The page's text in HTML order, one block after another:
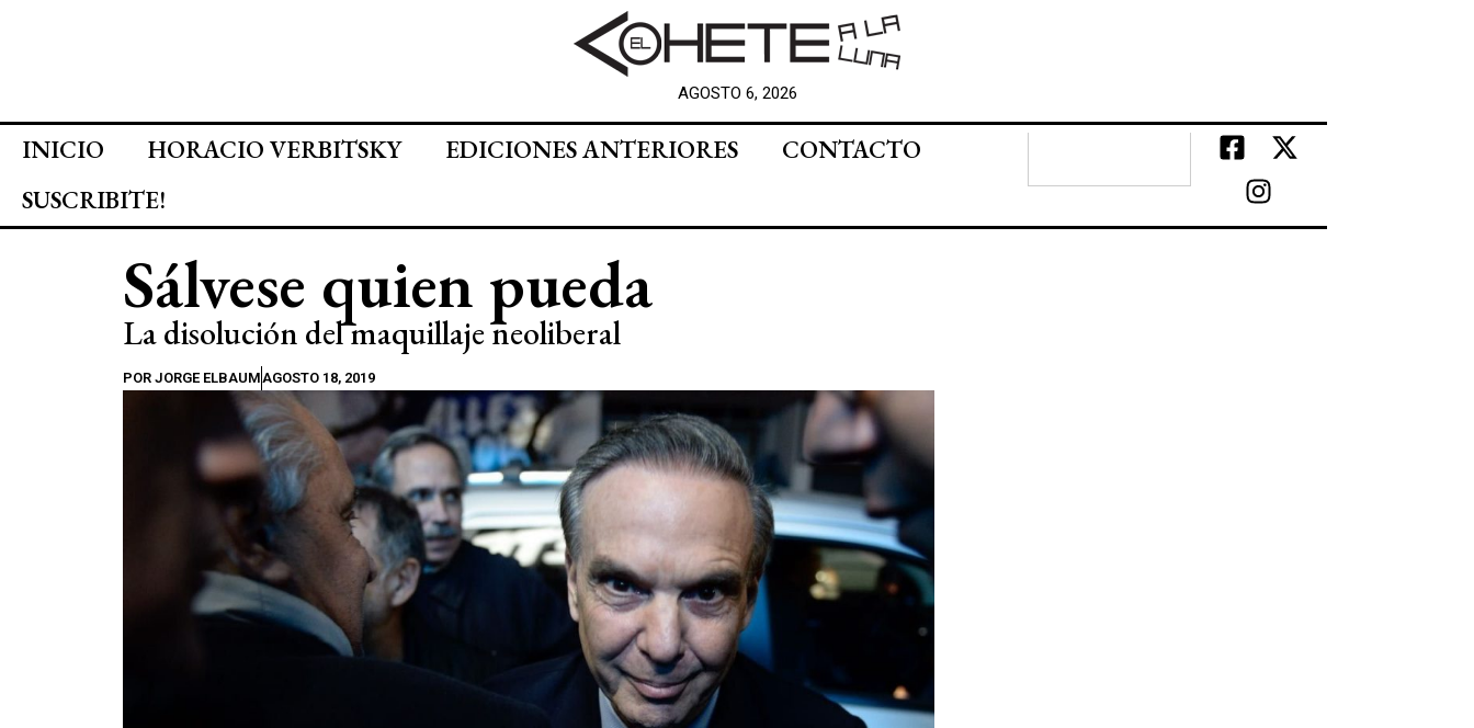
AGOSTO 6, 2026
INICIO HORACIO VERBITSKY EDICIONES ANTERIORES
CONTACTO
SUSCRIBITE!
Sálvese quien pueda
La disolución del maquillaje neoliberal
POR JORGE ELBAUMAGOSTO 18, 2019